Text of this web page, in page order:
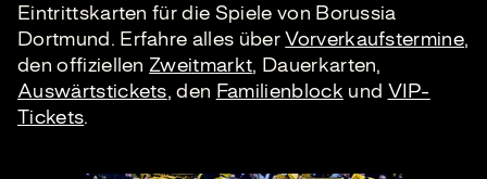
Eintrittskarten für die Spiele von Borussia
Dortmund. Erfahre alles überVorverkaufstermine,
den offiziellenZweitmarkt, Dauerkarten,
Auswärtstickets, den Familienblock und VIP-
Tickets.